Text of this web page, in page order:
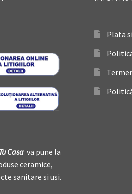
Tu Casa va pune la
ceramice,
sanitare si usi.
Plata